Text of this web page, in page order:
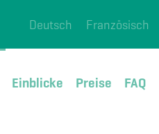
Deutsch Französisch
Einblicke Preise FAQ